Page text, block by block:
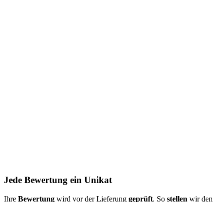
Jede Bewertung ein Unikat
Ihre Bewertung wird vor der Lieferung geprüft. So stellen wir den